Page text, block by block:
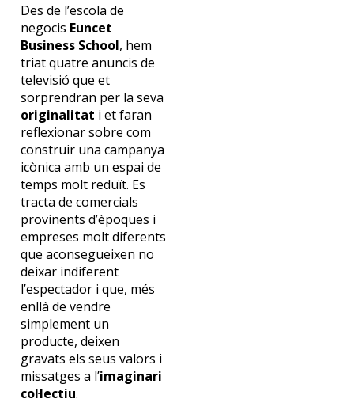
Des de l’escola de
negocis Euncet
Business School, hem
triat quatre anuncis de
televisió que et
sorprendran per la seva
originalitat i et faran
reflexionar sobre com
construir una campanya
icònica amb un espai de
temps molt reduït. Es
tracta de comercials
provinents d’èpoques i
empreses molt diferents
que aconsegueixen no
deixar indiferent
l’espectador i que, més
enllà de vendre
simplement un
producte, deixen
gravats els seus valors i
missatges a l’imaginari
col·lectiu.